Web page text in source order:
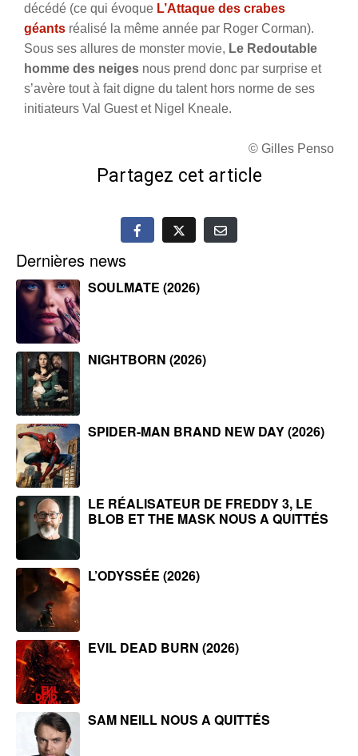
décédé (ce qui évoque L’Attaque des crabes
géants réalisé la même année par Roger Corman).
Sous ses allures de monster movie, Le Redoutable
homme des neiges nous prend donc par surprise et
s’avère tout à fait digne du talent hors norme de ses
initiateurs Val Guest et Nigel Kneale.
© Gilles Penso
Partagez cet article
Dernières news
SOULMATE (2026)
NIGHTBORN (2026)
SPIDER-MAN BRAND NEW DAY (2026)
LE RÉALISATEUR DE FREDDY 3, LE
BLOB ET THE MASK NOUS A QUITTÉS
L’ODYSSÉE (2026)
EVIL DEAD BURN (2026)
SAM NEILL NOUS A QUITTÉS